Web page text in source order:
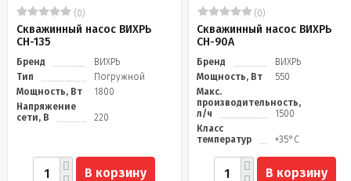
(0)
Скважинный насос ВИХРЬ
СН-135
Бренд
ВИХРЬ
Тип
Погружной
Мощность, Вт
1800
Напряжение
сети, В
220
В корзину
(0)
Скважинный насос ВИХРЬ
СН-90А
Бренд
ВИХРЬ
Мощность, Вт
550
Макс.
производительность,
л/ч
1500
Класс
температур
+35°С
В корзину